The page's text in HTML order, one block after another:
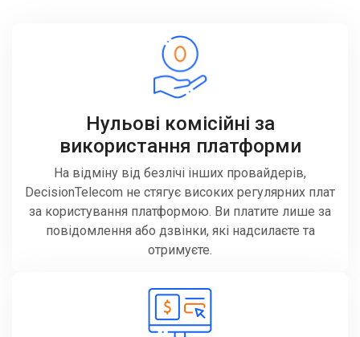
Нульові комісійні за
використання платформи
На відміну від безлічі інших провайдерів,
DecisionTelecom не стягує високих регулярних плат
за користування платформою. Ви платите лише за
повідомлення або дзвінки, які надсилаєте та
отримуєте.